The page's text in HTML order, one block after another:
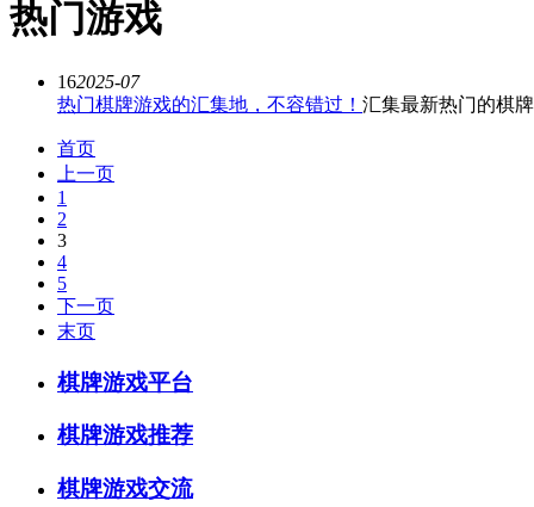
热门游戏
162025-07
热门棋牌游戏的汇集地，不容错过！ 汇集最新热门的棋
首页
上一页
1
2
3
4
5
下一页
末页
棋牌游戏平台
棋牌游戏推荐
棋牌游戏交流